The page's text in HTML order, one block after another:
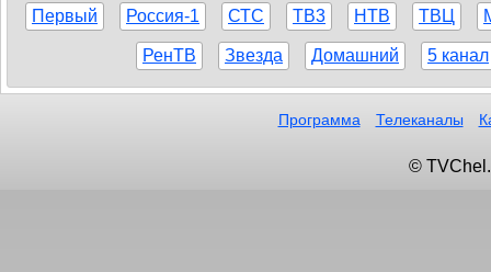
Первый Россия-1 СТС ТВ3 НТВ ТВЦ
РенТВ Звезда Домашний 5 канал
Программа Телеканалы
©